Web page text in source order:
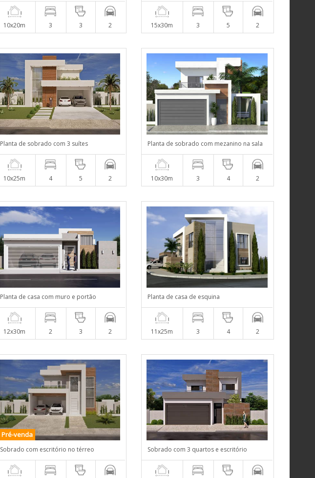
10x20m 3 3 2 15x30m 3 5 2
Planta de sobrado com 3 suítes
10x25m 4 5 2
Planta de sobrado com mezanino na sala
10x30m 3 4 2
Planta de casa com muro e portão
12x30m 2 3 2
Planta de casa de esquina
11x25m 3 4 2
Pré-venda
Sobrado com escritório no térreo Sobrado com 3 quartos e escritório